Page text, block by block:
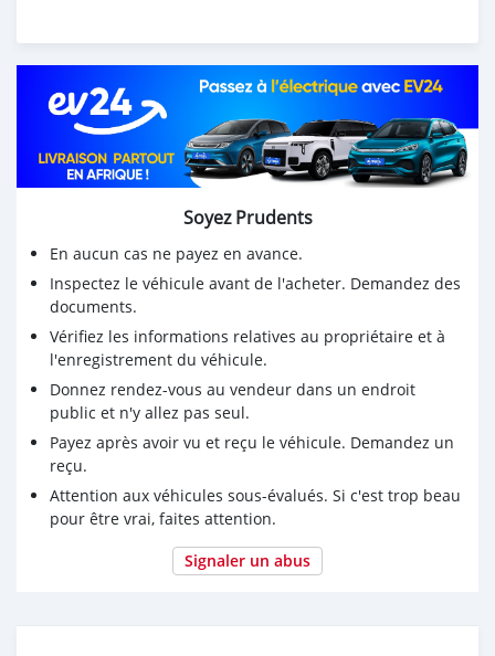
Soyez Prudents
En aucun cas ne payez en avance.
Inspectez le véhicule avant de l'acheter. Demandez des
documents.
Vérifiez les informations relatives au propriétaire et à
l'enregistrement du véhicule.
Donnez rendez-vous au vendeur dans un endroit
public et n'y allez pas seul.
Payez après avoir vu et reçu le véhicule. Demandez un
reçu.
Attention aux véhicules sous-évalués. Si c'est trop beau
pour être vrai, faites attention.
Signaler un abus